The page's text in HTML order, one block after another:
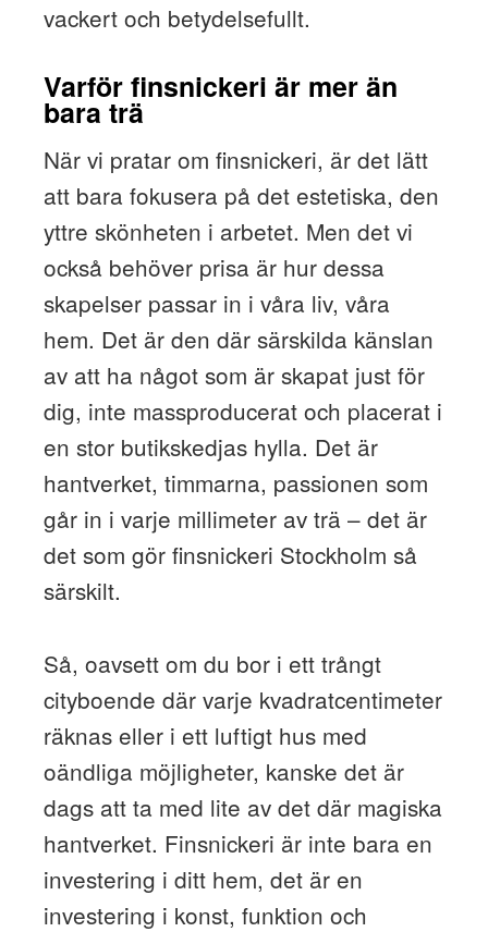
vackert och betydelsefullt.
Varför finsnickeri är mer än
bara trä
När vi pratar om finsnickeri, är det lätt
att bara fokusera på det estetiska, den
yttre skönheten i arbetet. Men det vi
också behöver prisa är hur dessa
skapelser passar in i våra liv, våra
hem. Det är den där särskilda känslan
av att ha något som är skapat just för
dig, inte massproducerat och placerat i
en stor butikskedjas hylla. Det är
hantverket, timmarna, passionen som
går in i varje millimeter av trä – det är
det som gör finsnickeri Stockholm så
särskilt.
Så, oavsett om du bor i ett trångt
cityboende där varje kvadratcentimeter
räknas eller i ett luftigt hus med
oändliga möjligheter, kanske det är
dags att ta med lite av det där magiska
hantverket. Finsnickeri är inte bara en
investering i ditt hem, det är en
investering i konst, funktion och